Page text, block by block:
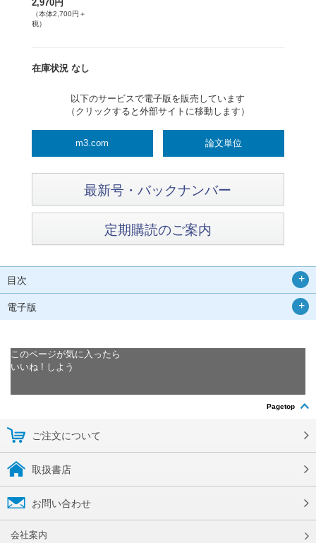
2,970円
（本体2,700円＋
税）
在庫状況 なし
以下のサービスで電子版を販売しています
（クリックすると外部サイトに移動します）
m3.com 論文単位
最新号・バックナンバー
定期購読のご案内
目次
電子版
このページが気に入ったら
いいね ! しよう
Pagetop
ご注文について
取扱書店
お問い合わせ
会社案内